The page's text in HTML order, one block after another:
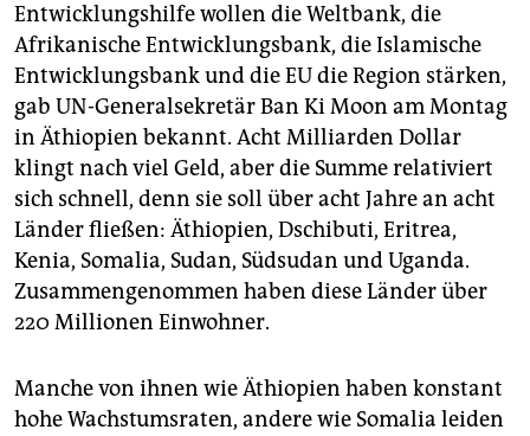
epaper login
Entwicklungshilfe wollen die Weltbank, die
Afrikanische Entwicklungsbank, die Islamische
Entwicklungsbank und die EU die Region stärken,
gab UN-Generalsekretär Ban Ki Moon am Montag
in Äthiopien bekannt. Acht Milliarden Dollar
klingt nach viel Geld, aber die Summe relativiert
sich schnell, denn sie soll über acht Jahre an acht
Länder fließen: Äthiopien, Dschibuti, Eritrea,
Kenia, Somalia, Sudan, Südsudan und Uganda.
Zusammengenommen haben diese Länder über
220 Millionen Einwohner.
Manche von ihnen wie Äthiopien haben konstant
hohe Wachstumsraten, andere wie Somalia leiden